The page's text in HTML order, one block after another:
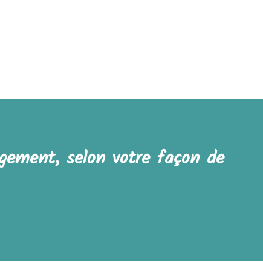
selon votre façon de